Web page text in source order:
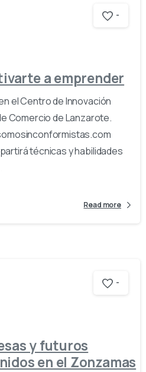
-
a emprender
el Centro de Innovación
Comercio de Lanzarote.
técnicas y habilidades
Read more
-
y futuros
en el Zonzamas